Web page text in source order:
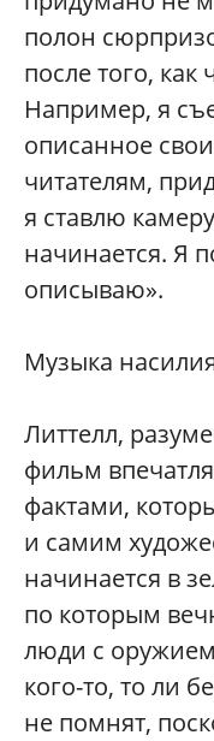
полон
после того, как
Например, я
описанное
читателям,
я ставлю
начинается. Я
описываю».
Музыка
Литтелл,
фильм
фактами,
и самим
начинается в
по которым
люди с
кого-то, то ли
не помнят,